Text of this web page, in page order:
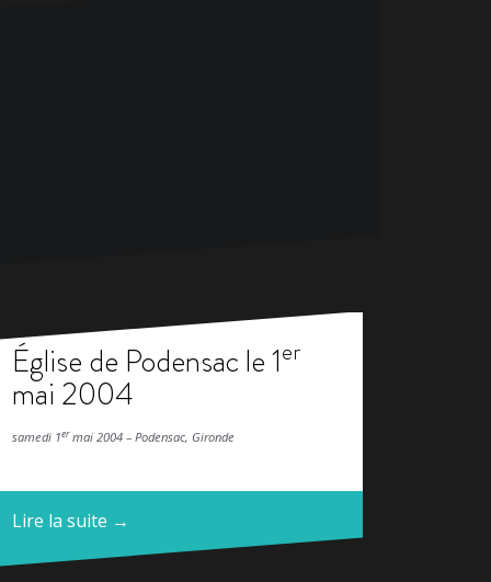
Église de Podensac le 1er
mai 2004
samedi 1ermai 2004 – Podensac, Gironde
Lire la suite →